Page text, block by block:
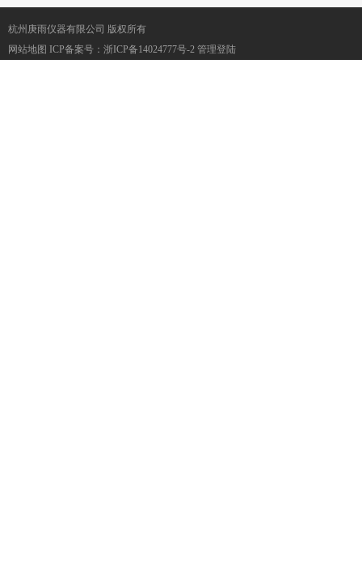
杭州庚雨仪器有限公司 版权所有
网站地图 ICP备案号： 浙ICP备14024777号-2 管理登陆